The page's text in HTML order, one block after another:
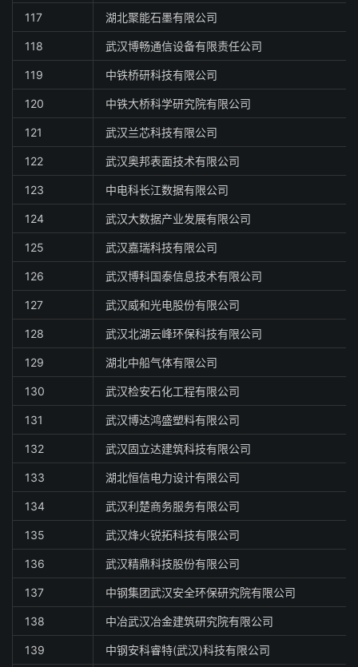
117 湖北聚能石墨有限公司
118 武汉博畅通信设备有限责任公司
119 中铁桥研科技有限公司
120 中铁大桥科学研究院有限公司
121 武汉兰芯科技有限公司
122 武汉奥邦表面技术有限公司
123 中电科长江数据有限公司
124 武汉大数据产业发展有限公司
125 武汉嘉瑞科技有限公司
126 武汉博科国泰信息技术有限公司
127 武汉威和光电股份有限公司
128 武汉北湖云峰环保科技有限公司
129 湖北中船气体有限公司
130 武汉检安石化工程有限公司
131 武汉博达鸿盛塑料有限公司
132 武汉固立达建筑科技有限公司
133 湖北恒信电力设计有限公司
134 武汉利楚商务服务有限公司
135 武汉烽火锐拓科技有限公司
136 武汉精鼎科技股份有限公司
137 中钢集团武汉安全环保研究院有限公司
138 中冶武汉冶金建筑研究院有限公司
139 中钢安科睿特(武汉)科技有限公司